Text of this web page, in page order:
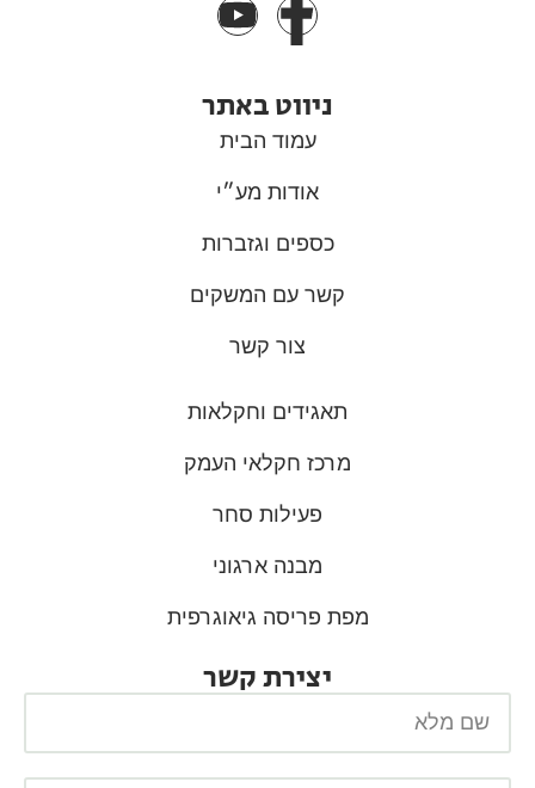
ניווט באתר
עמוד הבית
אודות מע״י
כספים וגזברות
קשר עם המשקים
צור קשר
תאגידים וחקלאות
מרכז חקלאי העמק
פעילות סחר
מבנה ארגוני
מפת פריסה גיאוגרפית
יצירת קשר